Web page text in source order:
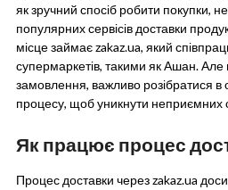
як зручний спосіб робити покупки,
популярних сервісів доставки
місце займає zakaz.ua, який
супермаркетів, такими як Ашан.
замовлення, важливо розібратися в
процесу, щоб уникнути неприємних
Як працює процес
Процес доставки через zakaz.ua